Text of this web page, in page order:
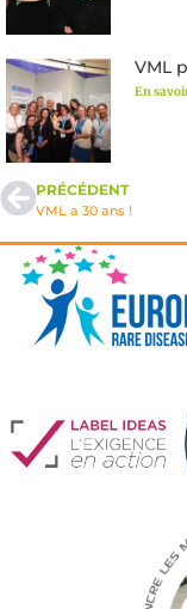
VML
En
PRÉCÉDENT
VML a 30 ans !